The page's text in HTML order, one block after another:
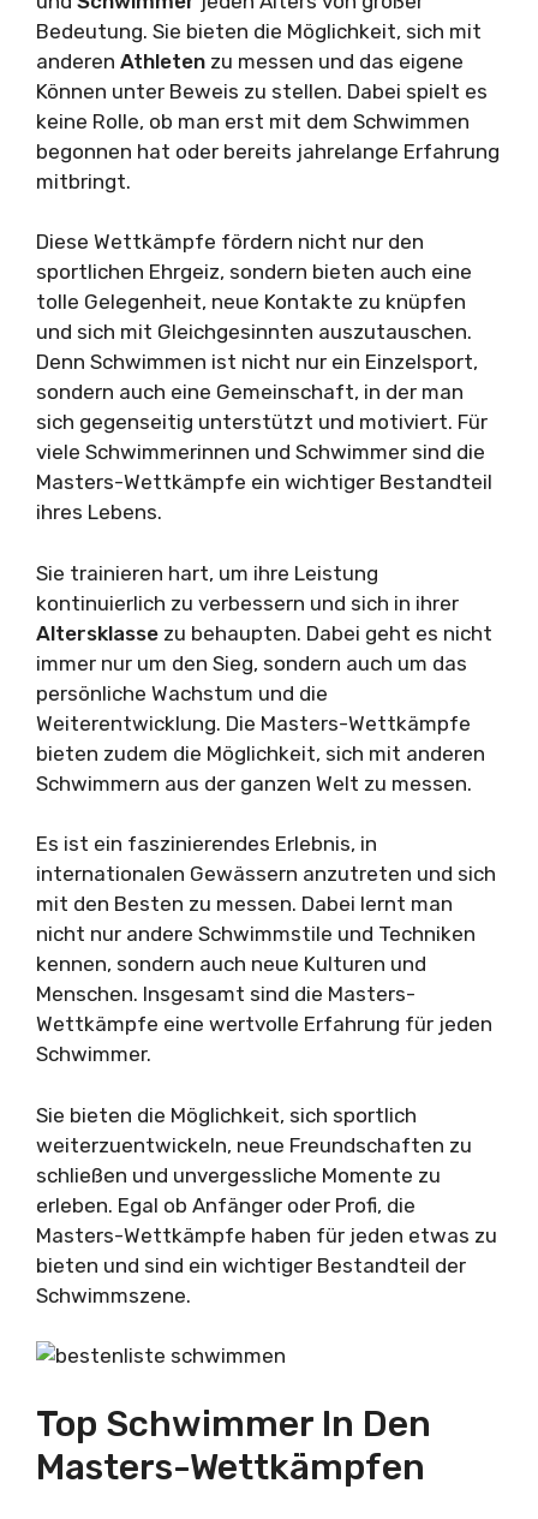
Bedeutung. Sie bieten die Möglichkeit, sich mit
anderen Athleten zu messen und das eigene
Können unter Beweis zu stellen. Dabei spielt es
keine Rolle, ob man erst mit dem Schwimmen
begonnen hat oder bereits jahrelange Erfahrung
mitbringt.
Diese Wettkämpfe fördern nicht nur den
sportlichen Ehrgeiz, sondern bieten auch eine
tolle Gelegenheit, neue Kontakte zu knüpfen
und sich mit Gleichgesinnten auszutauschen.
Denn Schwimmen ist nicht nur ein Einzelsport,
sondern auch eine Gemeinschaft, in der man
sich gegenseitig unterstützt und motiviert. Für
viele Schwimmerinnen und Schwimmer sind die
Masters-Wettkämpfe ein wichtiger Bestandteil
ihres Lebens.
Sie trainieren hart, um ihre Leistung
kontinuierlich zu verbessern und sich in ihrer
Altersklasse zu behaupten. Dabei geht es nicht
immer nur um den Sieg, sondern auch um das
persönliche Wachstum und die
Weiterentwicklung. Die Masters-Wettkämpfe
bieten zudem die Möglichkeit, sich mit anderen
Schwimmern aus der ganzen Welt zu messen.
Es ist ein faszinierendes Erlebnis, in
internationalen Gewässern anzutreten und sich
mit den Besten zu messen. Dabei lernt man
nicht nur andere Schwimmstile und Techniken
kennen, sondern auch neue Kulturen und
Menschen. Insgesamt sind die Masters-
Wettkämpfe eine wertvolle Erfahrung für jeden
Schwimmer.
Sie bieten die Möglichkeit, sich sportlich
weiterzuentwickeln, neue Freundschaften zu
schließen und unvergessliche Momente zu
erleben. Egal ob Anfänger oder Profi, die
Masters-Wettkämpfe haben für jeden etwas zu
bieten und sind ein wichtiger Bestandteil der
Schwimmszene.
Top Schwimmer In Den
Masters-Wettkämpfen